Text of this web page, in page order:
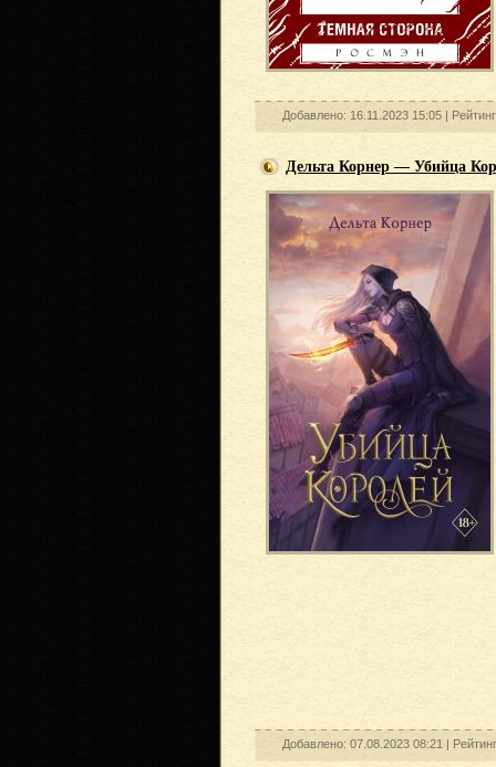
Добавлено: 16.11.2023 15:05 |
Дельта Корнер — Убийца
Добавлено: 07.08.2023 08:21 |